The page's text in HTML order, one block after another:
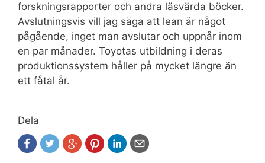
forskningsrapporter och andra läsvärda böcker.
Avslutningsvis vill jag säga att lean är något
pågående, inget man avslutar och uppnår inom
en par månader. Toyotas utbildning i deras
produktionssystem håller på mycket längre än
ett fåtal år.
Dela